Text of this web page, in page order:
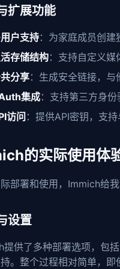
扩展功能
户支持：为家庭成员创
存储结构：支持自定义
分享：生成安全链接，
集成：支持第三方身
访问 ：提供API密钥，支
的实际使用体
部署和使用，Immich给我
设置
提供了多种部署选项，包
。整个过程相对简单，